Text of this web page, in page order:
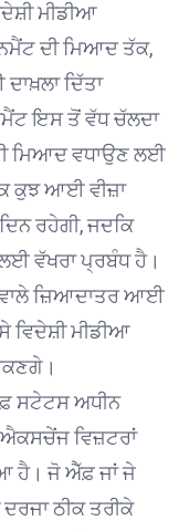
ਮੀਡੀਆ
ਦੀ ਮਿਆਦ ਤੱਕ,
ਦਿੱਤਾ
ਇਸ ਤੋਂ ਵੱਧ ਚੱਲਦਾ
ਮਿਆਦ ਵਧਾਉਣ ਲਈ
ਕੁਝ ਆਈ ਵੀਜ਼ਾ
ਰਹੇਗੀ, ਜਦਕਿ
ਵੱਖਰਾ ਪ੍ਰਬੰਧ ਹੈ।
ਜ਼ਿਆਦਾਤਰ ਆਈ
ਵਿਦੇਸ਼ੀ ਮੀਡੀਆ
ਸਟੇਟਸ ਅਧੀਨ
ਵਿਜ਼ਟਰਾਂ
ਹੈ। ਜੋ ਐੱਫ਼ ਜਾਂ ਜੇ
ਠੀਕ ਤਰੀਕੇ